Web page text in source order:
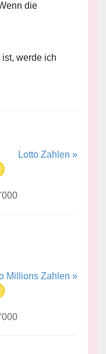
die
werde ich
Lotto Zahlen »
Millions Zahlen »